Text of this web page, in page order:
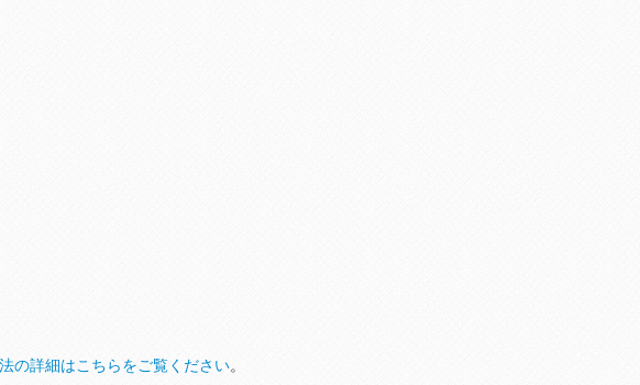
の詳細はこちらをご覧ください。